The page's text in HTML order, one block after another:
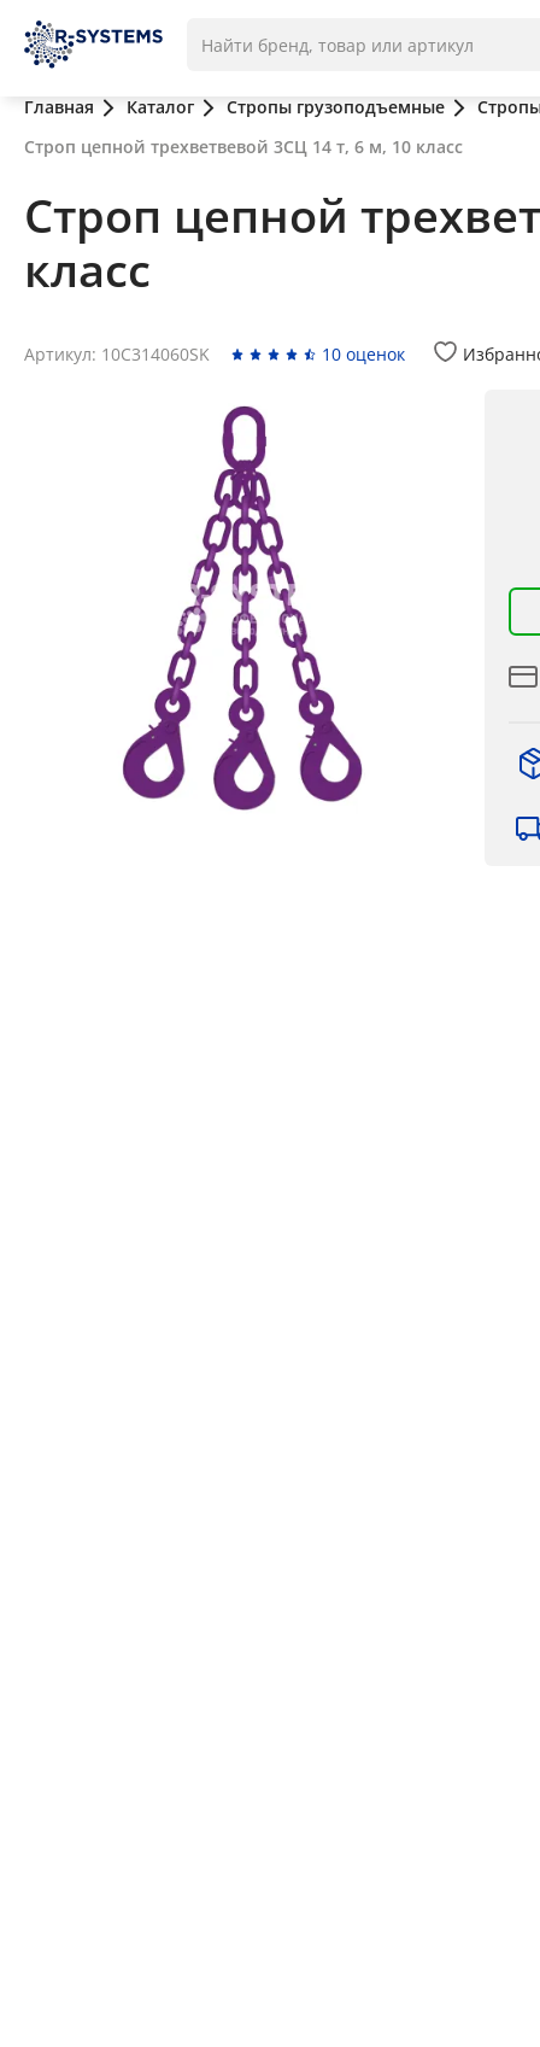
Главная Каталог Стропы грузоподъемные
Строп цепной трехветвевой 3СЦ 14 т, 6 м, 10 класс
Строп цепной
класс
Артикул: 10C314060SK 10 оценок